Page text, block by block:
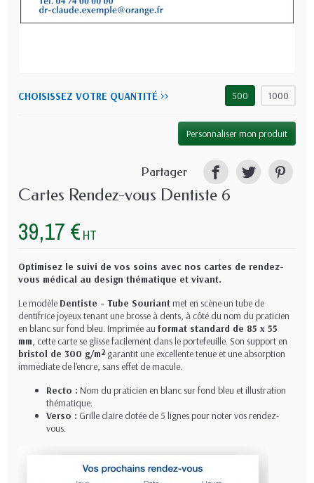
CHOISISSEZ VOTRE QUANTITÉ >> 500 1000
Personnaliser mon produit
Partager
Cartes Rendez-vous Dentiste 6
39,17 € HT
Optimisez le suivi de vos soins avec nos cartes de rendez-
vous médical au design thématique et vivant.
Le modèle Dentiste - Tube Souriantmet en scène un tube de
dentifrice joyeux tenant une brosse à dents, à côté du nom du praticien
en blanc sur fond bleu. Imprimée au format standard de 85 x 55
mm, cette carte se glisse facilement dans le portefeuille. Son support en
bristol de 300 g/m² garantit une excellente tenue et une absorption
immédiate de l'encre, sans effet de macule.
Recto : Nom du praticien en blanc sur fond bleu et illustration
thématique.
Verso : Grille claire dotée de 5 lignes pour noter vos rendez-
vous.